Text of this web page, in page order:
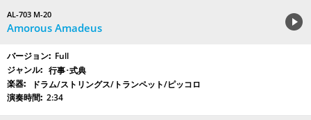
AL-703 M-20
Amorous Amadeus
Full
行事･式典
ドラム/ストリングス/トランペット/ピッコロ
2:34